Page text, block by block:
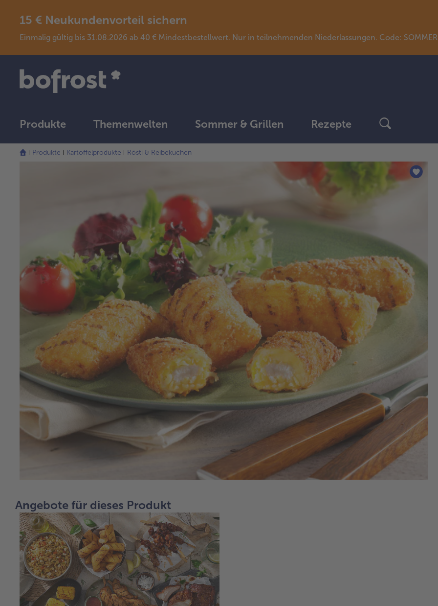
15 € Neukundenvorteil sichern
Einmalig gültig bis 31.08.2026 ab 40 € Mindestbestellwert. Nur in teilnehmenden Niederlassungen. Code:
Produkte Themenwelten Sommer & Grillen Rezepte
Produkte Kartoffelprodukte Rösti & Reibekuchen
Angebote für dieses Produkt